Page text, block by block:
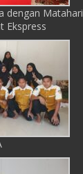
dengan Matahari
Ekspress